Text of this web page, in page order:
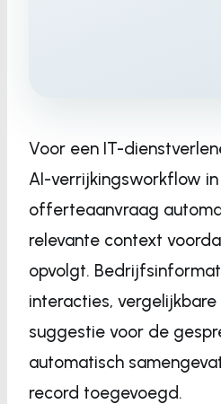
Voor een IT-
AI-verrijkingsworkflow
offerteaanvraag
relevante context
opvolgt.
interacties,
suggestie voor de
automatisch
record toegevoegd.